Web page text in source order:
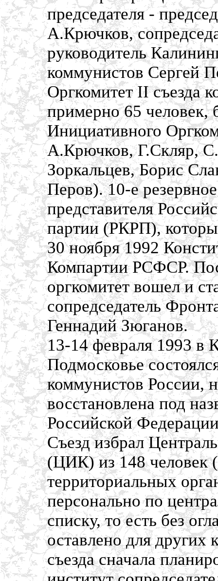
председателя -
А.Крючков,
руководитель
коммунистов Сергей
Оргкомитет II съезда
примерно 65 человек,
Инициативного
А.Крючков, Г.Скляр,
Зоркальцев, Борис
Перов). 10-е
представителя
партии (РКРП),
30 ноября 1992
Компартии РСФСР.
оргкомитет вошел и
сопредседатель
Геннадий Зюганов.
13-14 февраля 1993 в
Подмосковье
коммунистов
восстановлена под
Российской
Съезд избрал
(ЦИК) из 148 человек
территориальных
персонально по
списку, то есть без
оставлено для других
съезда сначала